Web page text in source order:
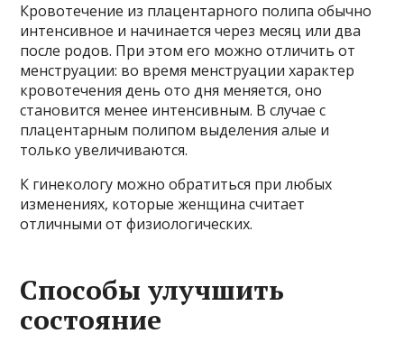
Кровотечение из плацентарного полипа обычно
интенсивное и начинается через месяц или два
после родов. При этом его можно отличить от
менструации: во время менструации характер
кровотечения день ото дня меняется, оно
становится менее интенсивным. В случае с
плацентарным полипом выделения алые и
только увеличиваются.
К гинекологу можно обратиться при любых
изменениях, которые женщина считает
отличными от физиологических.
Способы улучшить
состояние